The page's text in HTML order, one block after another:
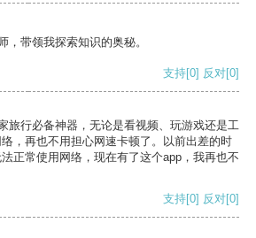
，带领我探索知识的奥秘。
支持[0] 反对[0]
旅行必备神器，无论是看视频、玩游戏还是工
，再也不用担心网速卡顿了。以前出差的时
正常使用网络，现在有了这个app，我再也不
支持[0] 反对[0]